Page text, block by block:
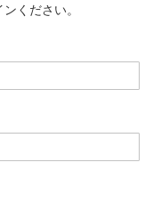
ください。